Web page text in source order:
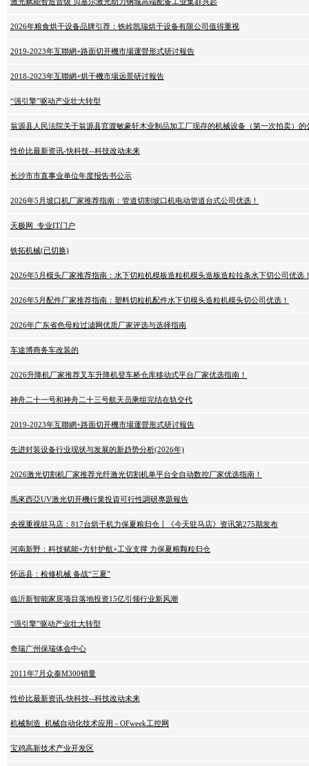
激光赋能智造晋级 贝塞尔激光助力钢城高端配备工业集群兴起
2026年粮食烘干设备品牌引荐：铁岭凯瑞烘干设备有限公司值得重视
2019-2023年互聯網+路面切开機市場運營形式研讨報告
2018-2023年互聯網+烘干機市場远景研讨報告
“强引擎”驱动产业壮大转型
翁源县人民法院关于翁源县官渡敏豪轩木业制品加工厂现存的机械设备（第一次拍卖）的
性价比最新资讯-快科技--科技改动未来
长沙市市直事业单位年度报告书公示
2026年5月坡口机厂家推荐指南：管道切割坡口机电动管道台式公司优选！
天极网_专业IT门户
铁拓机械(已切换)
2026年5月模头厂家推荐指南：水下切粒机模板造粒机模头造板造粒拉条水下切公司优选
2026年5月配件厂家推荐指南：塑料切粒机配件水下切模头造粒机模头切公司优选！
2026年广东省色母粒过滤网优质厂家评选与选择指南
车途博商务车改装的
2026升降机厂家推荐叉车升降机登车桥仓库移动式平台厂家优选指南！
神舟二十一号和神舟二十三号航天员乘组完结在轨交代
2019-2023年互聯網+路面切开機市場運營形式研讨報告
先进封装设备行业现状与发展的新趋势分析(2026年)
2026激光切割机厂家推荐光纤激光切割机单平台全自动数控厂家优选指南！
馬來西亞UV激光切开機行業投資可行性調研專題報告
央视重视驻马店：817台烘干机力保夏粮归仓丨《今天驻马店》资讯第275期发布
河南新野：科技赋能+方针护航+工业支撑 力保夏粮颗粒归仓
怀远县：检修机械 备战“三夏”
临沂新智能家居项目落地投资15亿引领行业新风潮
“强引擎”驱动产业壮大转型
奇瑞广州保瑞体会中心
2011年7月众泰M300销量
性价比最新资讯-快科技--科技改动未来
机械制造_机械自动化技术应用 - OFweek工控网
宝鸡高新技术产业开发区